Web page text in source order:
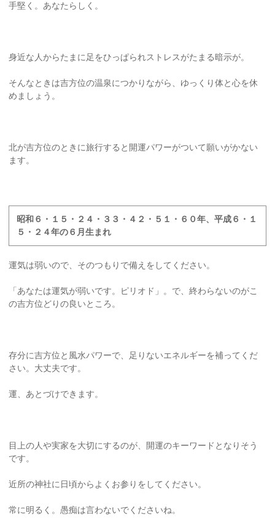
手堅く。あなたらしく。
身近な人からたまに足をひっぱられストレスがたまる暗示が。
そんなときは吉方位の温泉につかりながら、ゆっくり体と心を休
めましょう。
北が吉方位のときに旅行すると開運パワーがついて願いがかない
ます。
昭和６・１５・２４・３３・４２・５１・６０年、平成６・１
５・２４年の６月生まれ
運気は弱いので、そのつもりで備えをしてください。
「あなたは運気が弱いです。ピリオド」。で、終わらないのがこ
の吉方位どりの良いところ。
存分に吉方位と風水パワーで、足りないエネルギーを補ってくだ
さい。大丈夫です。
運、あとづけできます。
目上の人や実家を大切にするのが、開運のキーワードとなりそう
です。
近所の神社に日頃からよくお参りをしてください。
常に明るく。愚痴は言わないでくださいね。